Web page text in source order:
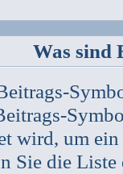
Was sind
wird, um
Sie die Liste